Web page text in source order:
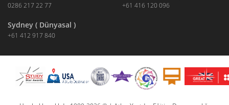
0286 217 22 77 +61 416 120 096
Sydney ( Dünyasal )
+61 412 917 840